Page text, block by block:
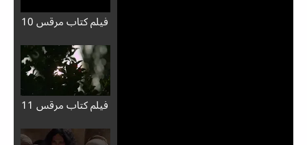
فيلم كتاب مرقس 10
فيلم كتاب مرقس 11